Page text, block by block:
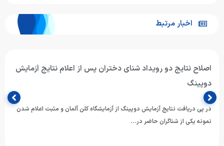
اخبار مرتبط
اصلاح نتایج دو رویداد شنای دختران پس از اعلام نتایج آزمایش
دوپینگ
در پی دریافت نتایج آزمایش دوپینگ از آزمایشگاه کلن آلمان و مثبت اعلام شدن
نمونه یکی از شناگران حاضر در…